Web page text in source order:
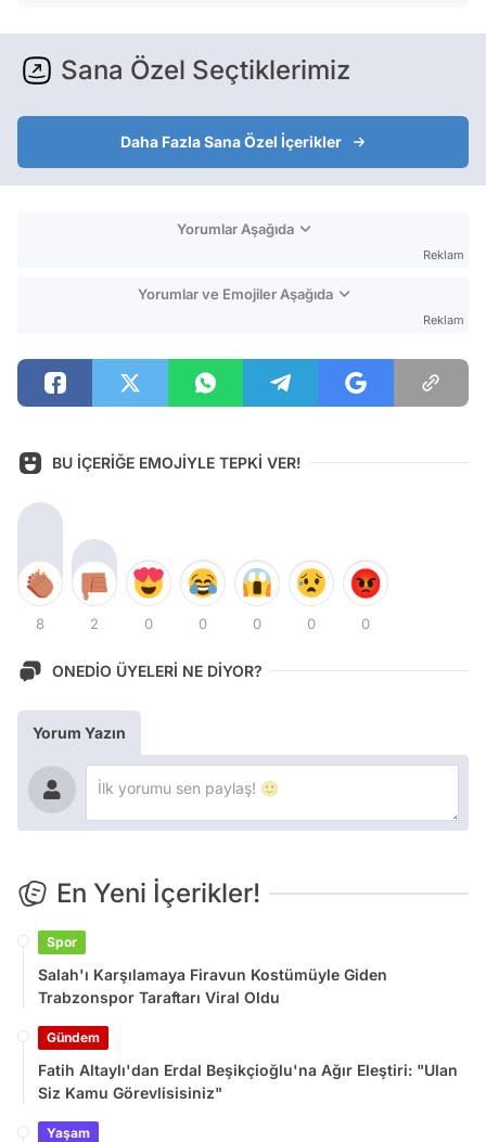
Sana Özel Seçtiklerimiz
Daha Fazla Sana Özel İçerikler
Yorumlar Aşağıda
Reklam
Yorumlar ve Emojiler Aşağıda
Reklam
BU İÇERİĞE EMOJİYLE TEPKİ VER!
8 2 0 0 0 0 0
ONEDİO ÜYELERİ NE DİYOR?
Yorum Yazın
En Yeni İçerikler!
Spor
Salah'ı Karşılamaya Firavun Kostümüyle Giden
Trabzonspor Taraftarı Viral Oldu
Gündem
Fatih Altaylı'dan Erdal Beşikçioğlu'na Ağır Eleştiri: "Ulan
Siz Kamu Görevlisisiniz"
Yaşam